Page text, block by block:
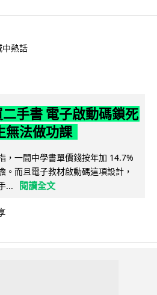
中熱話
手書 電子啟動碼鎖死
無法做功課
，一間中學書單價錢按年加 14.7%
。而且電子教材啟動碼這項設計，
...
閱讀全文